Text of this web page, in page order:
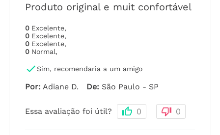
Produto original e muit confortável
0 Excelente,
0 Excelente,
0 Excelente,
0 Normal,
Sim, recomendaria a um amigo
Por: Adiane D. De: São Paulo - SP
Essa avaliação foi útil? 0 0